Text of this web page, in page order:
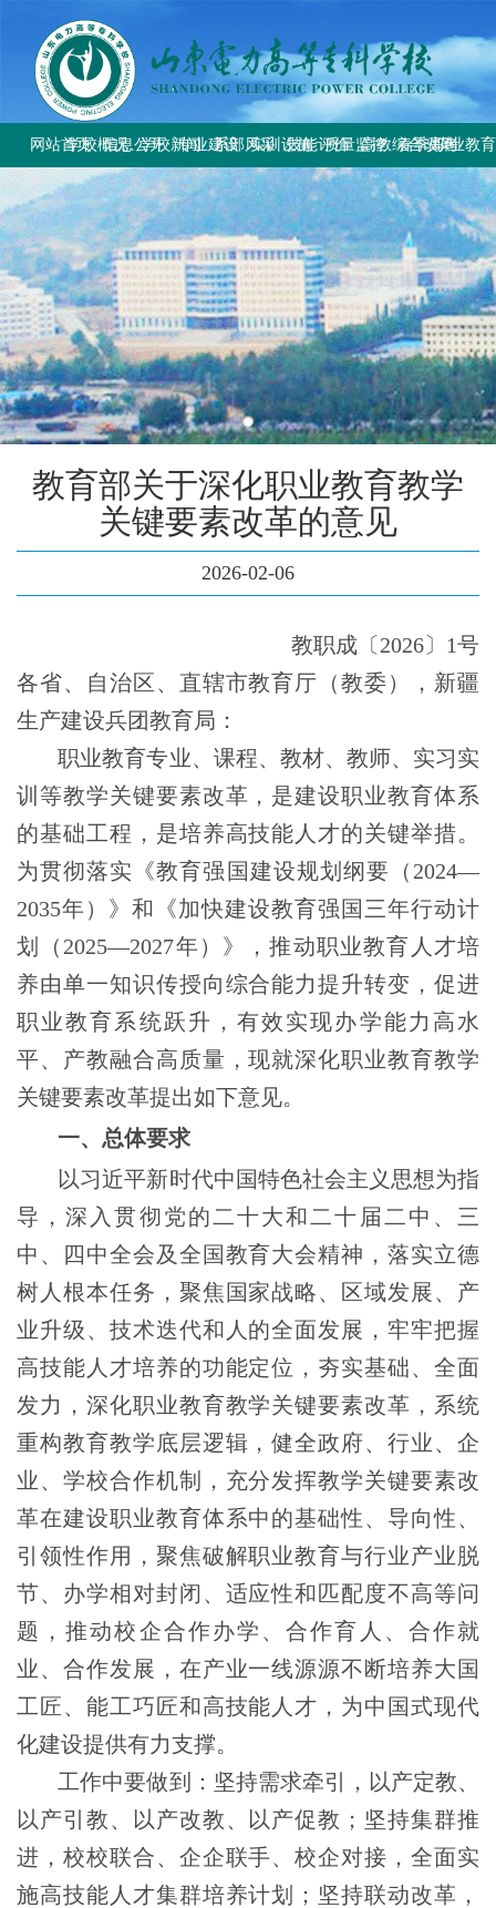
网站首页学校概况
学校简介
学校章程
历史沿革
规章制度
校园风貌
信息公开学校新闻
学校要闻
校园公告
专业建设
专业设置
方案标准建设
教材课程建设
师资队伍建设
实训资源建设
学生技能大赛
系部风采
电气工程系
电气自动化系
动力工程系
计量工程系
信息工程系
基础教学部
实训设施
总体简介
重点实训室
技能评价
工作信息
政策规定
评价计划
证书查询
质量监控
工作动态
规章制度
高教综合改革
教育部与省教
改革工作推
春季高考
上级文件
通知公告
成绩查询
职业教
教育部关于深化职业教育教学
关键要素改革的意见
2026-02-06
教职成〔2026〕1号
各省、自治区、直辖市教育厅（教委），新疆
生产建设兵团教育局：
职业教育专业、课程、教材、教师、实习实
训等教学关键要素改革，是建设职业教育体系
的基础工程，是培养高技能人才的关键举措。
为贯彻落实《教育强国建设规划纲要（2024—
2035年）》和《加快建设教育强国三年行动计
划（2025—2027年）》，推动职业教育人才培
养由单一知识传授向综合能力提升转变，促进
职业教育系统跃升，有效实现办学能力高水
平、产教融合高质量，现就深化职业教育教学
关键要素改革提出如下意见。
一、总体要求
以习近平新时代中国特色社会主义思想为指
导，深入贯彻党的二十大和二十届二中、三
中、四中全会及全国教育大会精神，落实立德
树人根本任务，聚焦国家战略、区域发展、产
业升级、技术迭代和人的全面发展，牢牢把握
高技能人才培养的功能定位，夯实基础、全面
发力，深化职业教育教学关键要素改革，系统
重构教育教学底层逻辑，健全政府、行业、企
业、学校合作机制，充分发挥教学关键要素改
革在建设职业教育体系中的基础性、导向性、
引领性作用，聚焦破解职业教育与行业产业脱
节、办学相对封闭、适应性和匹配度不高等问
题，推动校企合作办学、合作育人、合作就
业、合作发展，在产业一线源源不断培养大国
工匠、能工巧匠和高技能人才，为中国式现代
化建设提供有力支撑。
工作中要做到：坚持需求牵引，以产定教、
以产引教、以产改教、以产促教；坚持集群推
进，校校联合、企企联手、校企对接，全面实
施高技能人才集群培养计划；坚持联动改革，